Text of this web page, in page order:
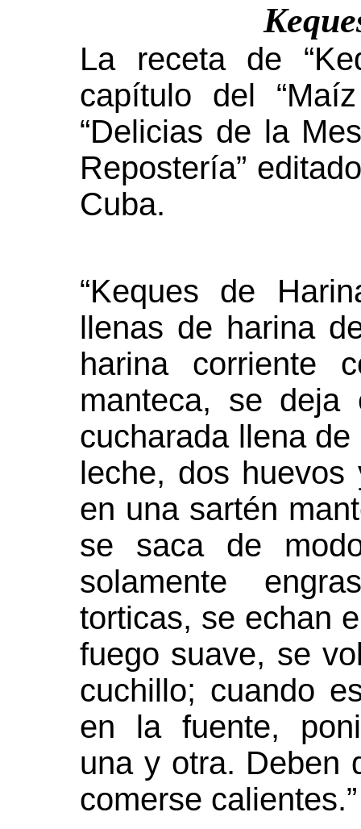
La receta de
capítulo del
“Delicias de la
Repostería”
Cuba.
“Keques de
llenas de harina
harina corriente
manteca, se
cucharada llena
leche, dos
en una sartén
se saca de
solamente
torticas, se echan
fuego suave, se
cuchillo; cuando
en la fuente,
una y otra. Deben
comerse calientes.”